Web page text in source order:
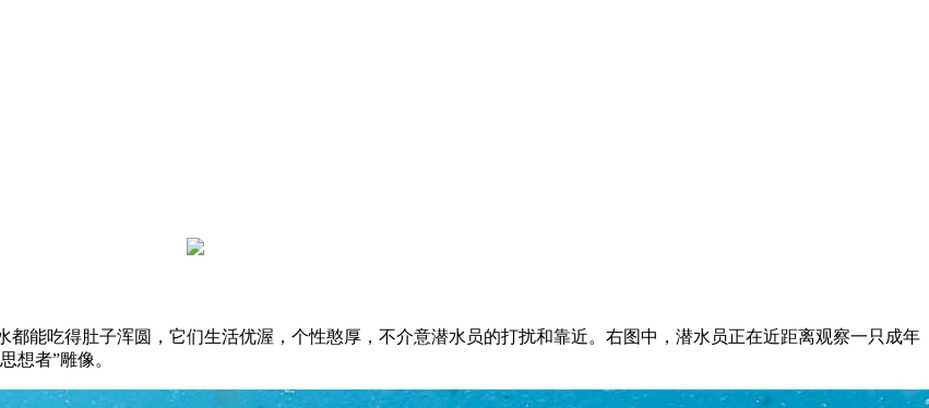
能吃得肚子浑圆，它们生活优渥，个性憨厚，不介意潜水员的打扰和靠近。右图中，潜水员正在近距离观察一只成年
想者”雕像。